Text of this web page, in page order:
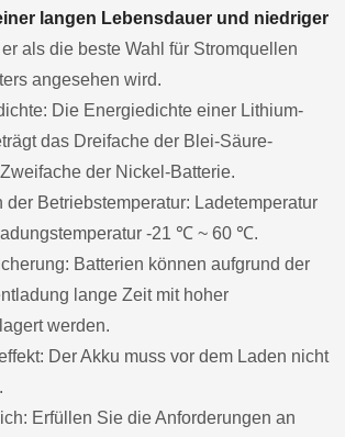
langen Lebensdauer und niedriger
als die beste Wahl für Stromquellen
angesehen wird.
Die Energiedichte einer Lithium-
das Dreifache der Blei-Säure-
der Nickel-Batterie.
der Betriebstemperatur: Ladetemperatur
-21 ℃ ~ 60 ℃.
Batterien können aufgrund der
lange Zeit mit hoher
werden.
Der Akku muss vor dem Laden nicht
Erfüllen Sie die Anforderungen an